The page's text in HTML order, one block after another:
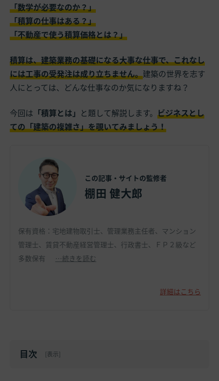
「数学が必要なのか？」
「積算の仕事はある？」
「不動産で使う積算価格とは？」
積算は、建築業務の基礎になる大事な仕事で、これなし
には工事の受発注は成り立ちません。建築の世界を志す
人にとっては、どんな仕事なのか気になりますね？
今回は 「積算とは」 と題して解説します。 ビジネスとし
ての「建築の複雑さ」を覗いてみましょう！
この記事・サイトの監修者
棚田 健大郎
保有資格：宅地建物取引士、管理業務主任者、マンション
管理士、賃貸不動産経営管理士、行政書士、ＦＰ２級など
多数保有
…続きを読む
詳細はこちら
目次 [表示]